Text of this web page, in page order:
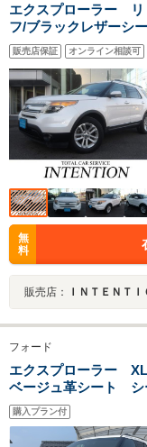
エクスプローラー
フ/ブラックレザーシ
販売店保証 オンライン相談可
無
料
販売店： ＩＮＴＥＮＴＩ
フォード
エクスプローラー
ベージュ革シート
ミラー フロント/サ
ルセグTV
人乗り 純正18インチ
購入プラン付